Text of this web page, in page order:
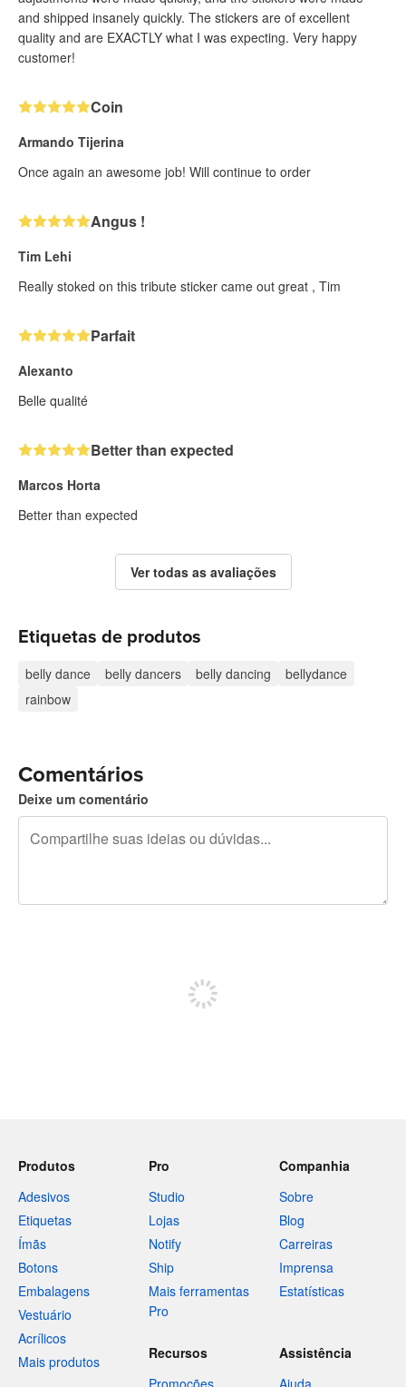
and shipped insanely quickly. The stickers are of excellent
quality and are EXACTLY what I was expecting. Very happy
customer!
Coin
Armando Tijerina
Once again an awesome job! Will continue to order
Angus !
Tim Lehi
Really stoked on this tribute sticker came out great , Tim
Parfait
Alexanto
Belle qualité
Better than expected
Marcos Horta
Better than expected
Ver todas as avaliações
Etiquetas de produtos
belly dance belly dancers belly dancing
bellydance
rainbow
Comentários
Deixe um comentário
Produtos
Adesivos
Etiquetas
Ímãs
Botons
Embalagens
Vestuário
Acrílicos
Mais produtos
Pro
Studio
Lojas
Notify
Ship
Mais ferramentas
Pro
Companhia
Sobre
Blog
Carreiras
Imprensa
Estatísticas
Recursos
Assistência